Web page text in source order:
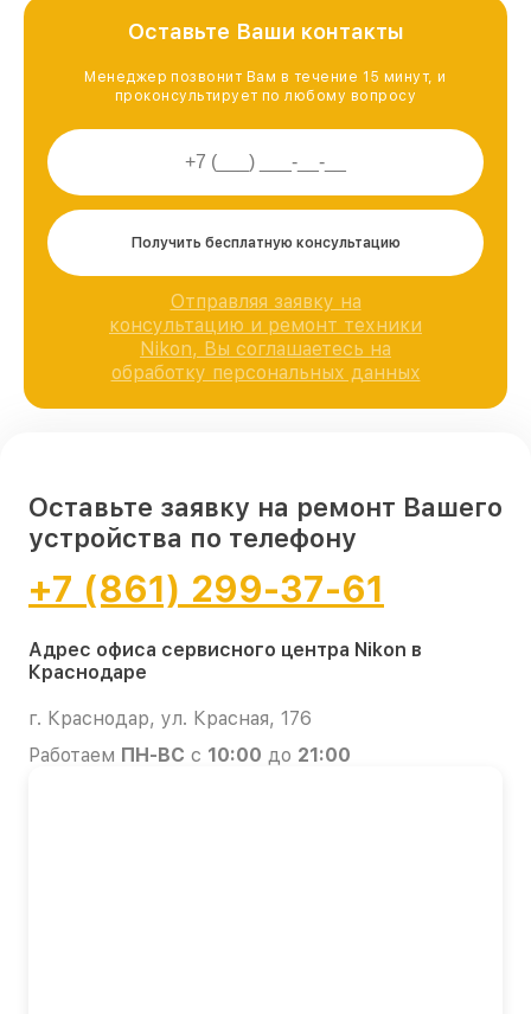
Оставьте Ваши контакты
Менеджер позвонит Вам в течение 15 минут, и
проконсультирует по любому вопросу
Получить бесплатную консультацию
Отправляя заявку на
консультацию и ремонт техники
Nikon, Вы соглашаетесь на
обработку персональных данных
Оставьте заявку на ремонт Вашего
устройства по телефону
+7 (861) 299-37-61
Адрес офиса сервисного центра Nikon в
Краснодаре
г. Краснодар, ул. Красная, 176
Работаем ПН-ВС с 10:00 до 21:00